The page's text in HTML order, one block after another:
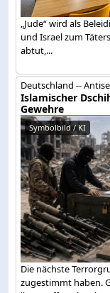
„Jude“ wird als
und Israel zum
abtut,...
Deutschland --
Islamischer
Gewehre
Symbolbild / KI
Die nächste
zugestimmt haben.